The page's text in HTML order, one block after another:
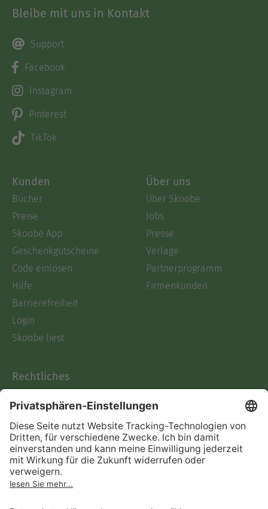
Bleibe mit uns in Kontakt
Support
Facebook
Instagram
Pinterest
TikTok
Kunden
Bücher
Preise
Skoobe App
Geschenkgutscheine
Code einlösen
Hilfe
Barrierefreiheit
Login
Skoobe liest
Über uns
Über Skoobe
Jobs
Presse
Verlage
Partnerprogramm
Firmenkunden
Rechtliches
AGB
Informationen nach Data
Act
Verträge hier kündigen
Impressum